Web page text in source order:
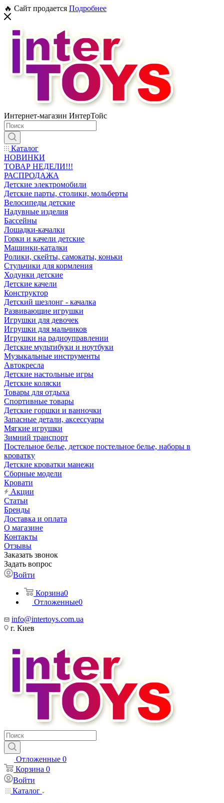
🔥 Сайт продается Подробнее
Интернет-магазин ИнтерТойс
Каталог
НОВИНКИ
ТОВАР НЕДЕЛИ!!!
РАСПРОДАЖА
Детские электромобили
Детские парты, столики, мольберты
Велосипеды детские
Надувные изделия
Бассейны
Лошадки-качалки
Горки и качели детские
Машинки-каталки
Ролики, скейты, самокаты, коньки
Стульчики для кормления
Ходунки детские
Детские качели
Конструктор
Детский шезлонг - качалка
Развивающие игрушки
Игрушки для девочек
Игрушки для мальчиков
Игрушки на радиоуправлении
Детские мультибуки и ноутбуки
Музыкальные инструменты
Автокресла
Детские настольные игры
Детские коляски
Товары для отдыха
Спортивные товары
Детские горшки и ванночки
Запасные детали, аксессуары
Мягкие игрушки
Зимний транспорт
Постельное белье, детское постельное белье, наборы в
кроватку
Детские кроватки манежи
Сборные модели
Кровати
Акции
Статьи
Бренды
Доставка и оплата
О магазине
Контакты
Отзывы
Заказать звонок
Задать вопрос
Войти
Корзина0
Отложенные0
info@intertoys.com.ua
г. Киев
Отложенные 0
Корзина 0
Войти
Каталог